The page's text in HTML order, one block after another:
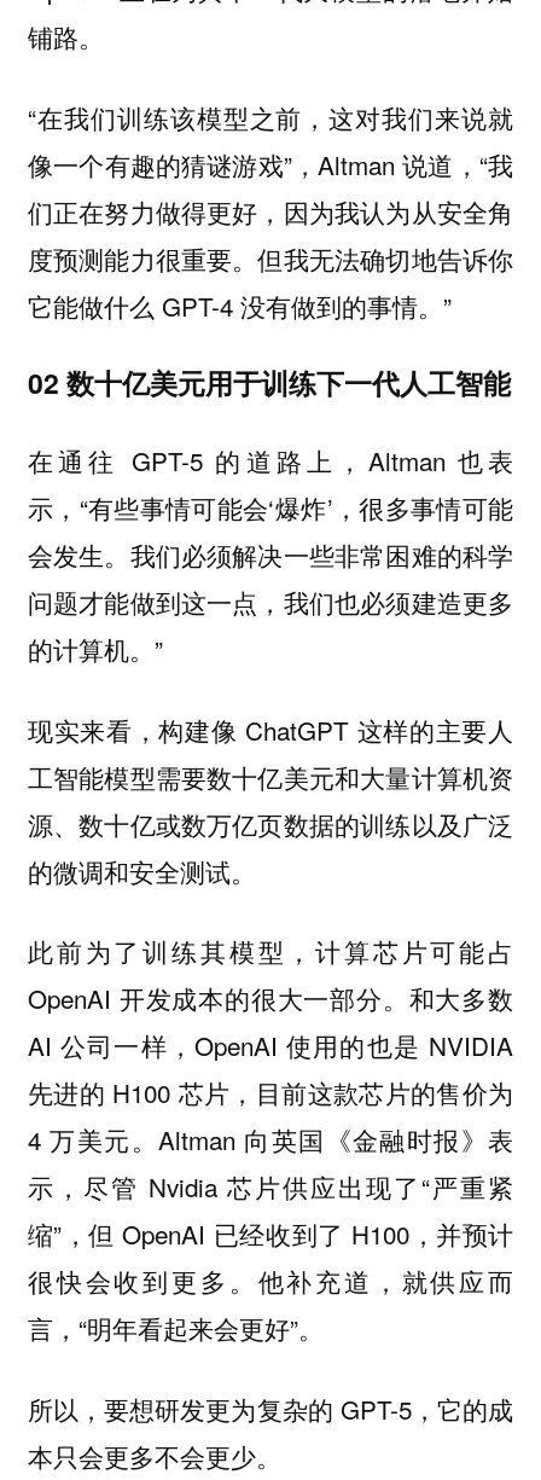
铺路。
“在我们训练该模型之前，这对我们来说就
像一个有趣的猜谜游戏”，Altman 说道，“我
们正在努力做得更好，因为我认为从安全角
度预测能力很重要。但我无法确切地告诉你
它能做什么 GPT-4 没有做到的事情。”
02 数十亿美元用于训练下一代人工智能
在通往 GPT-5 的道路上，Altman 也表
示，“有些事情可能会‘爆炸’，很多事情可能
会发生。我们必须解决一些非常困难的科学
问题才能做到这一点，我们也必须建造更多
的计算机。”
现实来看，构建像 ChatGPT 这样的主要人
工智能模型需要数十亿美元和大量计算机资
源、数十亿或数万亿页数据的训练以及广泛
的微调和安全测试。
此前为了训练其模型，计算芯片可能占
OpenAI 开发成本的很大一部分。和大多数
AI 公司一样，OpenAI 使用的也是 NVIDIA
先进的 H100 芯片，目前这款芯片的售价为
4 万美元。Altman 向英国《金融时报》表
示，尽管 Nvidia 芯片供应出现了“严重紧
缩”，但 OpenAI 已经收到了 H100，并预计
很快会收到更多。他补充道，就供应而
言，“明年看起来会更好”。
所以，要想研发更为复杂的 GPT-5，它的成
本只会更多不会更少。